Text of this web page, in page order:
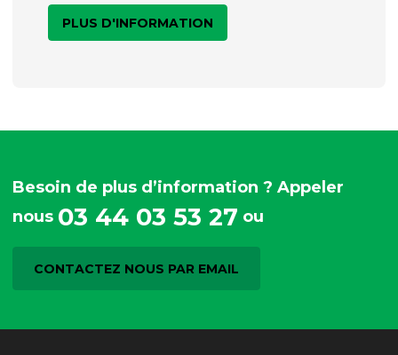
PLUS D'INFORMATION
Besoin de plus d’information ? Appeler
nous 03 44 03 53 27 ou
CONTACTEZ NOUS PAR EMAIL